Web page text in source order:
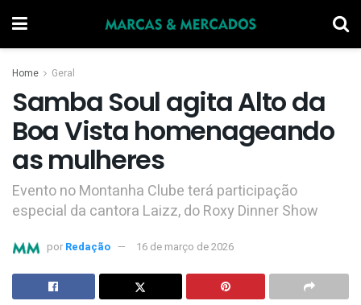
Home Geral
Samba Soul agita Alto da
Boa Vista homenageando
as mulheres
Evento no Montanha Clube terá participação
especial da cantora Laizz, do Roxy Dinner Show
por Redação 16 de março de 2026